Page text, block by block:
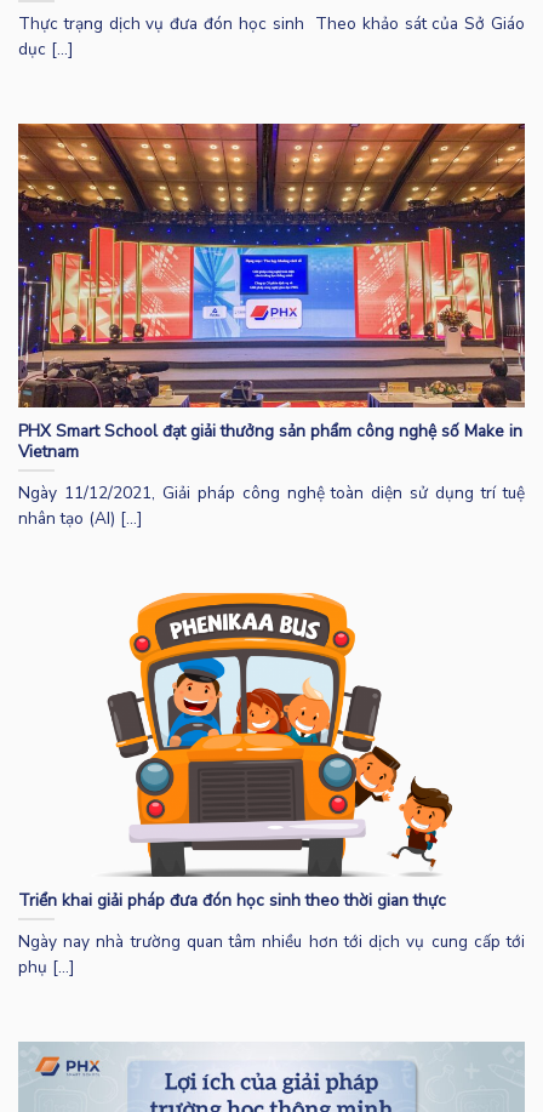
Thực trạng dịch vụ đưa đón học sinh Theo khảo sát của Sở Giáo
dục [...]
PHX Smart School đạt giải thưởng sản phẩm công nghệ số Make in
Vietnam
Ngày 11/12/2021, Giải pháp công nghệ toàn diện sử dụng trí tuệ
nhân tạo (AI) [...]
Triển khai giải pháp đưa đón học sinh theo thời gian thực
Ngày nay nhà trường quan tâm nhiều hơn tới dịch vụ cung cấp tới
phụ [...]